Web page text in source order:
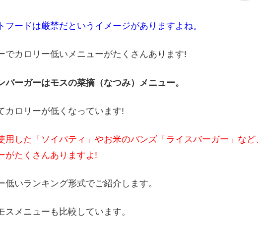
ードは厳禁だというイメージがありますよね。
でカロリー低いメニューがたくさんあります!
ーガーはモスの菜摘（なつみ）メニュー。
カロリーが低くなっています!
した「ソイパティ」やお米のバンズ「ライスバーガー」など、
がたくさんありますよ!
いランキング形式でご紹介します。
メニューも比較しています。